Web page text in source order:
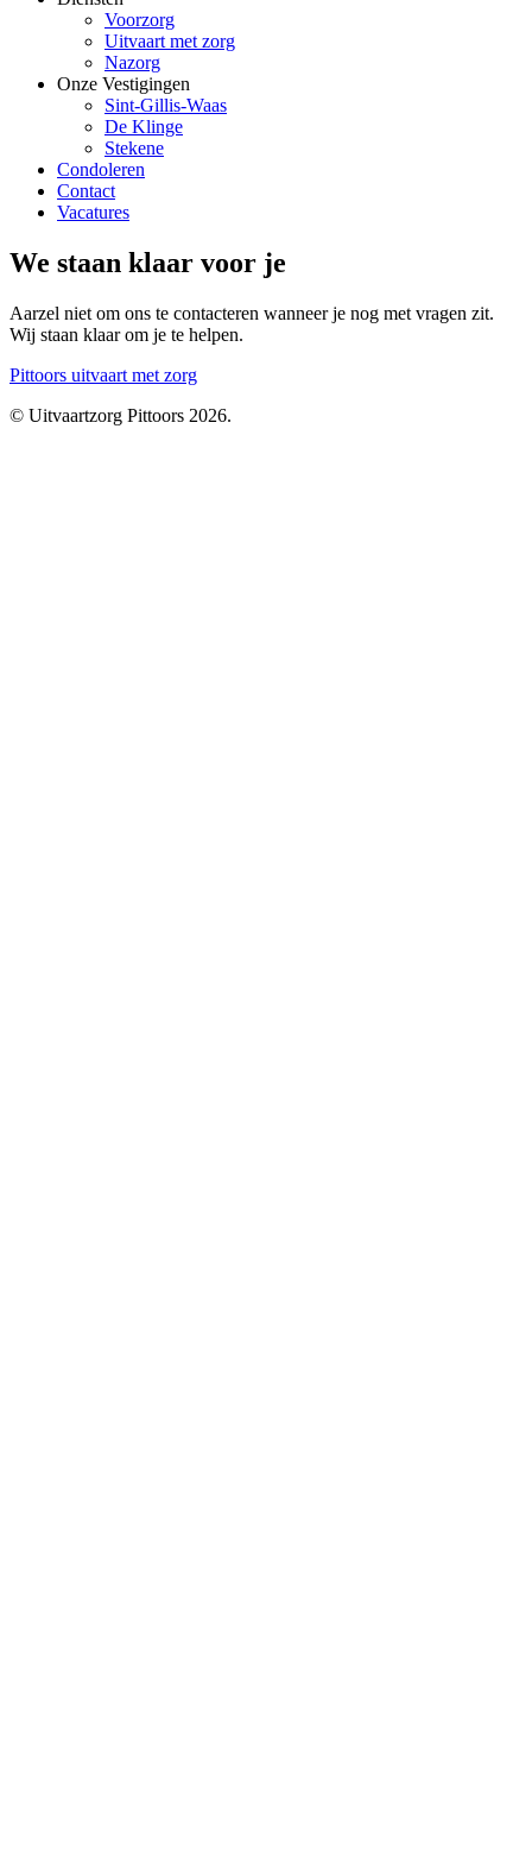
Voorzorg
Uitvaart met zorg
Nazorg
Onze Vestigingen
Sint-Gillis-Waas
De Klinge
Stekene
Condoleren
Contact
Vacatures
We staan klaar voor je
Aarzel niet om ons te contacteren wanneer je nog met vragen zit.
Wij staan klaar om je te helpen.
Pittoors uitvaart met zorg
© Uitvaartzorg Pittoors 2026.